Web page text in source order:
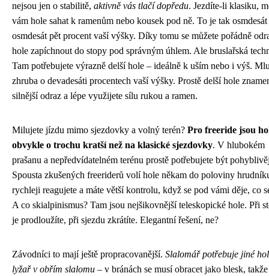
nejsou jen o stabilitě, aktivně vás tlačí dopředu. Jezdíte-li klasiku,
vám hole sahat k ramenům nebo kousek pod ně. To je tak osmdesát
osmdesát pět procent vaší výšky. Díky tomu se můžete pořádně
hole zapíchnout do stopy pod správným úhlem. Ale bruslařská
Tam potřebujete výrazně delší hole – ideálně k uším nebo i výš.
zhruba o devadesáti procentech vaší výšky. Prostě delší hole
silnější odraz a lépe využijete sílu rukou a ramen.
Milujete jízdu mimo sjezdovky a volný terén? Pro freeride jsou
obvykle o trochu kratší než na klasické sjezdovky. V hlubokém
prašanu a nepředvídatelném terénu prostě potřebujete být
Spousta zkušených freeriderů volí hole někam do poloviny
rychleji reagujete a máte větší kontrolu, když se pod vámi děje, co
A co skialpinismus? Tam jsou nejšikovnější teleskopické hole. Při
je prodloužíte, při sjezdu zkrátíte. Elegantní řešení, ne?
Závodníci to mají ještě propracovanější. Slalomář potřebuje jiné
lyžař v obřím slalomu – v bránách se musí obracet jako blesk,